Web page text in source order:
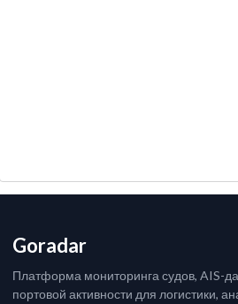
Goradar
Платформа мониторинга судов, AIS-
портовой активности для логистики,